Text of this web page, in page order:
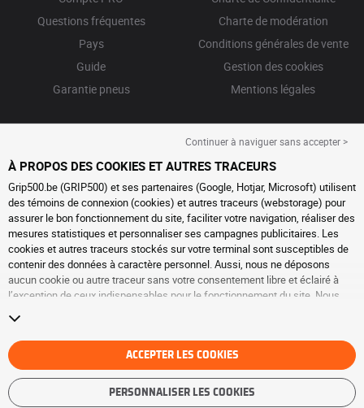
Questions fréquentes
Pays
Guide
Garantie pneus
Charte de modération
Conditions générales de vente
Gestion des cookies
Mentions légales
Continuer à naviguer sans accepter >
À PROPOS DES COOKIES ET AUTRES TRACEURS
Grip500.be (GRIP500) et ses partenaires (Google, Hotjar, Microsoft) utilisent
des témoins de connexion (cookies) et autres traceurs (webstorage) pour
assurer le bon fonctionnement du site, faciliter votre navigation, réaliser des
mesures statistiques et personnaliser ses campagnes publicitaires. Les
cookies et autres traceurs stockés sur votre terminal sont susceptibles de
contenir des données à caractère personnel. Aussi, nous ne déposons
aucun cookie ou autre traceur sans votre consentement libre et éclairé à
l’exception de ceux indispensables pour le fonctionnement du site. Nous
consentement à tout moment en vous rendant sur la
traceurs. Vous pouvez choisir de continuer à naviguer sans accepter le
dépôt de cookies ou autres traceurs. Le refus ne fait pas obstacle à l’accès
aux services GRIP500. Pour plus d’informations, nous vous invitons à
consulter
la page cookies et autres traceurs
ACCEPTER LES COOKIES
PERSONNALISER LES COOKIES